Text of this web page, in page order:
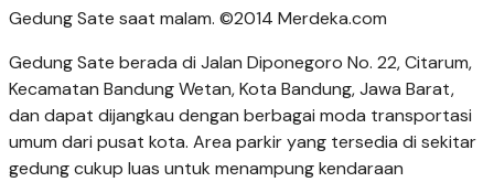
Gedung Sate saat malam. ©2014 Merdeka.com
Gedung Sate berada di Jalan Diponegoro No. 22, Citarum,
Kecamatan Bandung Wetan, Kota Bandung, Jawa Barat,
dan dapat dijangkau dengan berbagai moda transportasi
umum dari pusat kota. Area parkir yang tersedia di sekitar
gedung cukup luas untuk menampung kendaraan